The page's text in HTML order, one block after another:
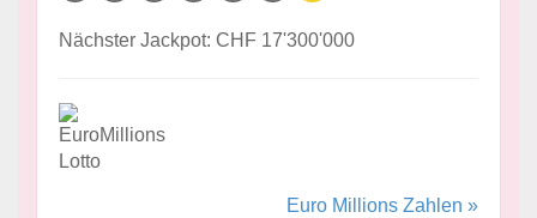
Nächster Jackpot: CHF 17'300'000
Euro Millions Zahlen »